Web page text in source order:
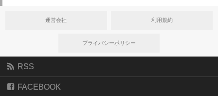
運営会社 利用規約
プライバシーポリシー
RSS
FACEBOOK